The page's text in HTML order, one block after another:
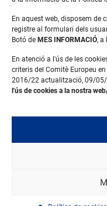
En aquest web, disposem de
registre al formulari dels
Botó de MES INFORMACIÓ, a
En atenció a l'ús de les
criteris del Comitè Europeu en
2016/22 actualització, 09/
l'ús de cookies a la nostra
Avís legal
Política de privacitat
Política de cookies
Pol. Ind. Pla de la
08211 Castellar del